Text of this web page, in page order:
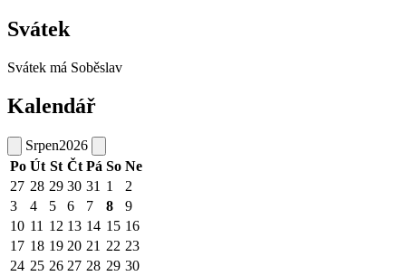
Svátek
Svátek má Soběslav
Kalendář
Srpen2026
Po Út St Čt Pá So Ne
27 28 29 30 31 1
2
3
4 5 6 7 8
9
10 11 12 13 14 15 16
17 18 19 20 21 22 23
24 25 26 27 28 29 30